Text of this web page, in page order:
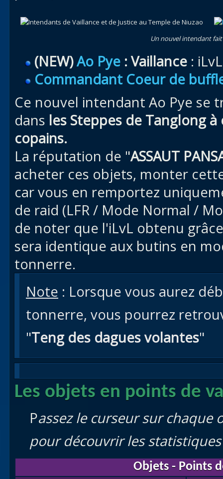
Un nouvel intendant
(NEW)Ao Pye : Vaillance :
Commandant Coeur de
Ce nouvel intendant Ao Pye se
dans les Steppes de Tanglong
copains.
La réputation de "ASSAUT
acheter ces objets, monter
car vous en remportez
de raid (LFR / Mode Normal /
de noter que l'iLvL obtenu
sera identique aux butins en
tonnerre.
Note : Lorsque vous aurez
tonnerre, vous pourrez
"Teng des dagues volantes"
Les objets en points de
Passez le curseur sur
pour découvrir les statistiques
Objets - Points